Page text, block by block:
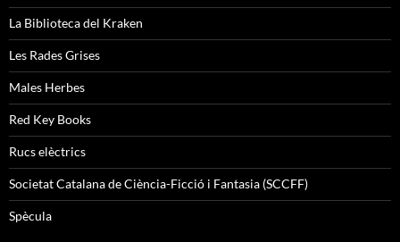
La Biblioteca del Kraken
Les Rades Grises
Males Herbes
Red Key Books
Rucs elèctrics
Societat Catalana de Ciència-Ficció i Fantasia (SCCFF)
Spècula